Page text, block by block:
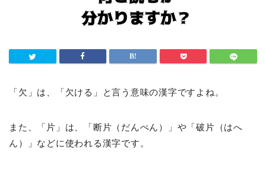
「欠」は、「欠ける」と言う意味の漢字ですよね。
また、「片」は、「断片（だんぺん）」や「破片（はへ
ん）」などに使われる漢字です。